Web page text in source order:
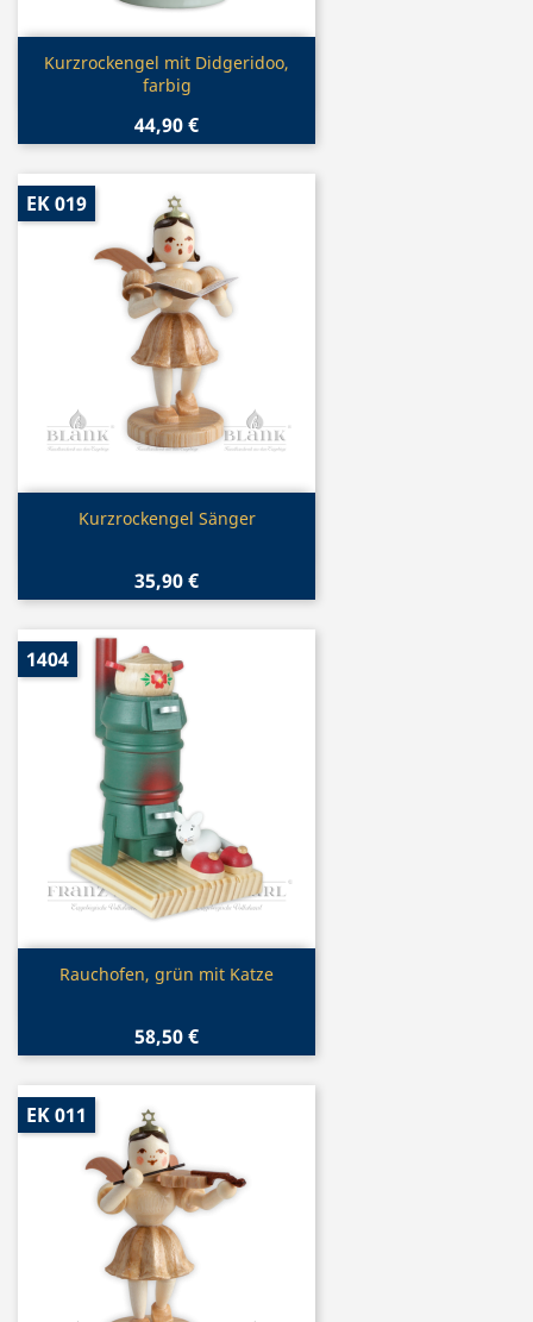
Vorschau
Kurzrockengel mit Didgeridoo,
farbig
44,90 €
Vorschau
Kurzrockengel Sänger
35,90 €
EK 019
Vorschau
Rauchofen, grün mit Katze
58,50 €
1404
EK 011